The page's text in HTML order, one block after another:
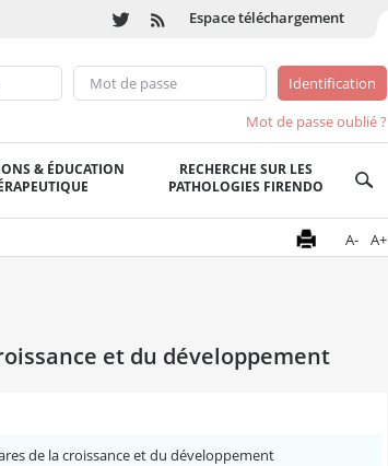
Espace téléchargement
Mot de passe oublié ?
& ÉDUCATION
RECHERCHE SUR LES
PATHOLOGIES FIRENDO
A- A+
et du développement
de la croissance et du développement